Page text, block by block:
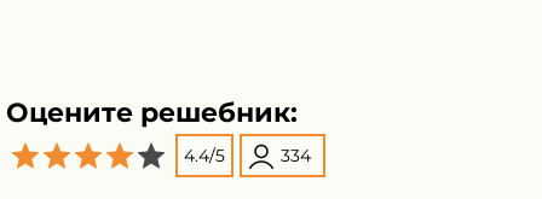
Оцените решебник:
4.4/5 334